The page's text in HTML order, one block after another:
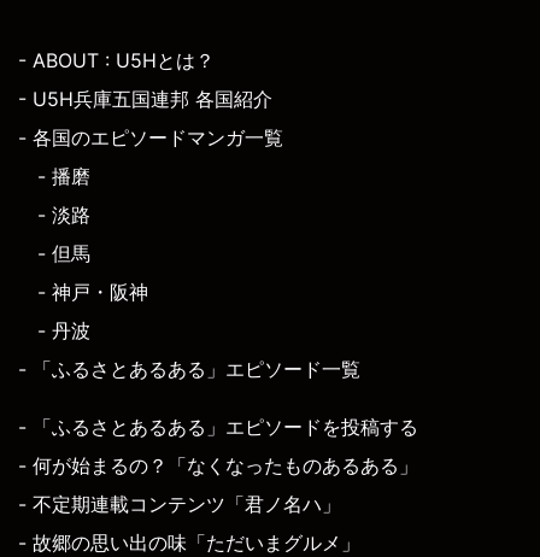
- ABOUT : U5Hとは？
- U5H兵庫五国連邦 各国紹介
- 各国のエピソードマンガ一覧
- 播磨
- 淡路
- 但馬
- 神戸・阪神
- 丹波
- 「ふるさとあるある」エピソード一覧
- 「ふるさとあるある」エピソードを投稿する
- 何が始まるの？「なくなったものあるある」
- 不定期連載コンテンツ「君ノ名ハ」
- 故郷の思い出の味「ただいまグルメ」